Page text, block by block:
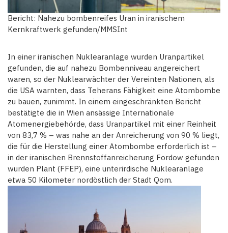
Bericht: Nahezu bombenreifes Uran in iranischem
Kernkraftwerk gefunden/MMSInt
In einer iranischen Nuklearanlage wurden Uranpartikel
gefunden, die auf nahezu Bombenniveau angereichert
waren, so der Nuklearwächter der Vereinten Nationen, als
die USA warnten, dass Teherans Fähigkeit eine Atombombe
zu bauen, zunimmt. In einem eingeschränkten Bericht
bestätigte die in Wien ansässige Internationale
Atomenergiebehörde, dass Uranpartikel mit einer Reinheit
von 83,7 % – was nahe an der Anreicherung von 90 % liegt,
die für die Herstellung einer Atombombe erforderlich ist –
in der iranischen Brennstoffanreicherung Fordow gefunden
wurden Plant (FFEP), eine unterirdische Nuklearanlage
etwa 50 Kilometer nordöstlich der Stadt Qom.